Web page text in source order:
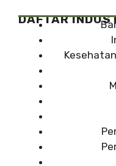
DAFTAR